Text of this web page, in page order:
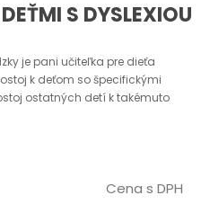
S DYSLEXIOU
je pani učiteľka pre dieťa
k deťom so špecifickými
ostatných detí k takémuto
Cena s DPH